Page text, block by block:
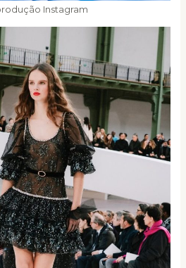
Instagram